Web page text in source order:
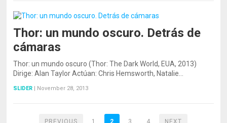
Thor: un mundo oscuro. Detrás de
cámaras
Thor: un mundo oscuro (Thor: The Dark World, EUA, 2013)
Dirige: Alan Taylor Actúan: Chris Hemsworth, Natalie…
SLIDER | November 28, 2013
PREVIOUS 1 2 3 4 NEXT